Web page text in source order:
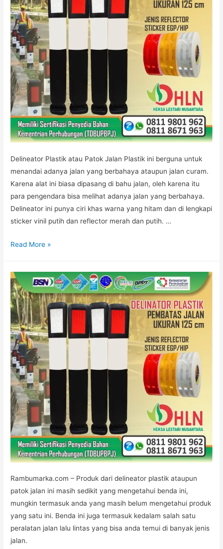
Delineator Plastik atau Patok Jalan Plastik ini berguna untuk
menandai adanya jalan yang berbahaya ataupun jalan curam.
Karena alat ini biasa dipasang di bahu jalan, oleh karena itu
para pengendara bisa melihat adanya jalan yang berbahaya.
Delineator ini punya ciri khas warna yang hitam dan di lengkapi
sticker vinil putih dan reflector merah dan putih. …
DELINEATOR
PLASTIK
Read More »
Rambumarka.com – Produk dari delineator plastik ataupun
patok jalan ini masih sedikit yang mengetahui benda ini,
mungkin termasuk anda yang masih belum mengetahui produk
yang satu ini. Benda ini juga termasuk kedalam salah satu
peralatan jalan lalu lintas yang bisa anda temui di banyak jenis
jalan.